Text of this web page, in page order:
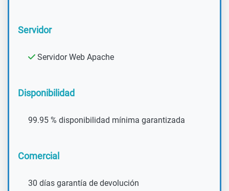
Servidor
Servidor Web Apache
Disponibilidad
99.95 % disponibilidad mínima garantizada
Comercial
30 días garantía de devolución